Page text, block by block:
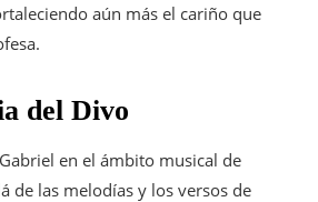
aún más el cariño que
del Divo
en el ámbito musical de
de las melodías y los versos de